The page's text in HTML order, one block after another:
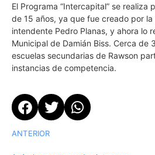
El Programa “Intercapital” se realiza
de 15 años, ya que fue creado por
intendente Pedro Planas, y ahora lo
Municipal de Damián Biss. Cerca de
escuelas secundarias de Rawson
instancias de competencia.
ANTERIOR